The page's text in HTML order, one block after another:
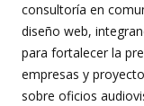
consultoría en
diseño web,
para fortalecer la
empresas y
sobre oficios